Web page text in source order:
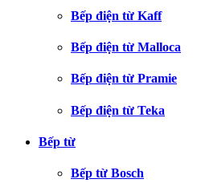
Bếp điện từ Kaff
Bếp điện từ Malloca
Bếp điện từ Pramie
Bếp điện từ Teka
Bếp từ
Bếp từ Bosch